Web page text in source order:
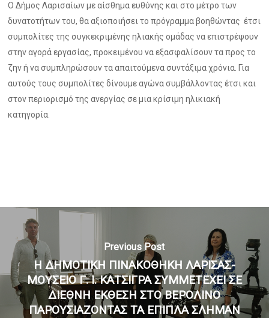
Ο Δήμος Λαρισαίων με αίσθημα ευθύνης και στο μέτρο των
δυνατοτήτων του, θα αξιοποιήσει το πρόγραμμα βοηθώντας έτσι
συμπολίτες της συγκεκριμένης ηλιακής ομάδας να επιστρέψουν
στην αγορά εργασίας, προκειμένου να εξασφαλίσουν τα προς το
ζην ή να συμπληρώσουν τα απαιτούμενα συντάξιμα χρόνια. Για
αυτούς τους συμπολίτες δίνουμε αγώνα συμβάλλοντας έτσι και
στον περιορισμό της ανεργίας σε μια κρίσιμη ηλικιακή
κατηγορία.
Previous Post
H ΔΗΜΟΤΙΚΗ ΠΙΝΑΚΟΘΗΚΗ ΛΑΡΙΣΑΣ-
ΜΟΥΣΕΙΟ Γ. Ι. ΚΑΤΣΙΓΡΑ ΣΥΜΜΕΤΕΧΕΙ ΣΕ
ΔΙΕΘΝΗ ΕΚΘΕΣΗ ΣΤΟ ΒΕΡΟΛΙΝΟ
ΠΑΡΟΥΣΙΑΖΟΝΤΑΣ ΤΑ ΕΠΙΠΛΑ ΣΛΗΜΑΝ